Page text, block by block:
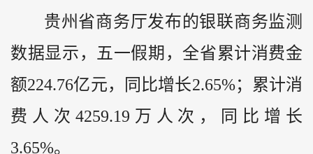
贵州 省商务厅发布的银联商务监测
数据显示，五一假期，全省累计消费金
额224.76亿元，同比增长2.65%；累计消
费人次4259.19万人次，同比增长
3.65%。